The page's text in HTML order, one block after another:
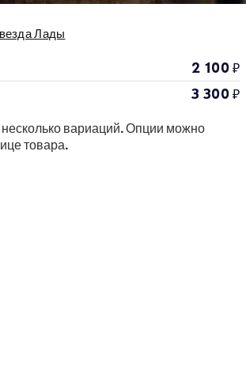
Лады
2 100₽
3 300₽
несколько вариаций. Опции можно
товара.